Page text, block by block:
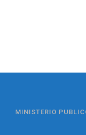
MINISTERIO